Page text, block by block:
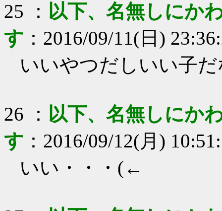
25 ： 以下、名無しにか
す ： 2016/09/11(日)
いいやつだしいい子
26 ： 以下、名無しにか
す ： 2016/09/12(月)
いい・・・(←